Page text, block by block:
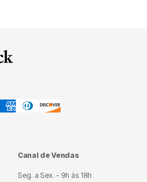
Canal de Vendas
Seg. a Sex. - 9h às 18h